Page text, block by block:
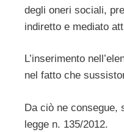
degli oneri sociali,
indiretto e mediato
L’inserimento
nel fatto che
Da ciò ne consegue,
legge n. 135/2012.